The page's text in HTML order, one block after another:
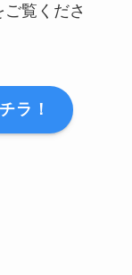
覧くださ
ラ！